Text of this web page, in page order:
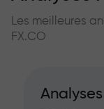
Les meilleures
FX.CO